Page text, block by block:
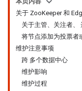
关于 ZooKeeper 和
关于主管、关注者、
将节点添加为投票者
维护注意事项
跨 多个数据中心
维护影响
维护过程